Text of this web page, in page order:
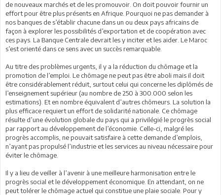
de nouveaux marchés et de les promouvoir. On doit pouvoir fournir un
effort pour être plus présents en Afrique. Pourquoi ne pas demander à
nos banques de s’établir chacune dans un ou deux pays africains de
façon à explorer les possibilités d’exportation et de coopération avec
ces pays. La Banque Centrale devrait les y inciter et les aider. Le Maroc
s’est orienté dans ce sens avec un succès remarquable.
Au titre des problèmes urgents, il y a la réduction du chômage et la
promotion de l’emploi. Le chômage ne peut pas être aboli mais il doit
être considérablement réduit, surtout celui qui concerne les diplômés de
l’enseignement supérieur (au nombre de 250 à 300.000 selon les
estimations). Et en nombre équivalent d’autres chômeurs. La solution la
plus efficace requiert un effort de solidarité nationale. Ce chômage
résulte d’une évolution globale du pays qui a privilégié le progrès social
par rapport au développement de l’économie. Celle-ci, malgré les
progrès accomplis, ne pouvait satisfaire à cette demande d’emplois,
n’ayant pas propulsé l’industrie et les services au niveau nécessaire pour
éviter le chômage.
Il y a lieu de veiller à l’avenir à une meilleure harmonisation entre le
progrès social et le développement économique. En attendant, on ne
peut tolérer le chômage actuel qui constitue une plaie sociale. Pour y